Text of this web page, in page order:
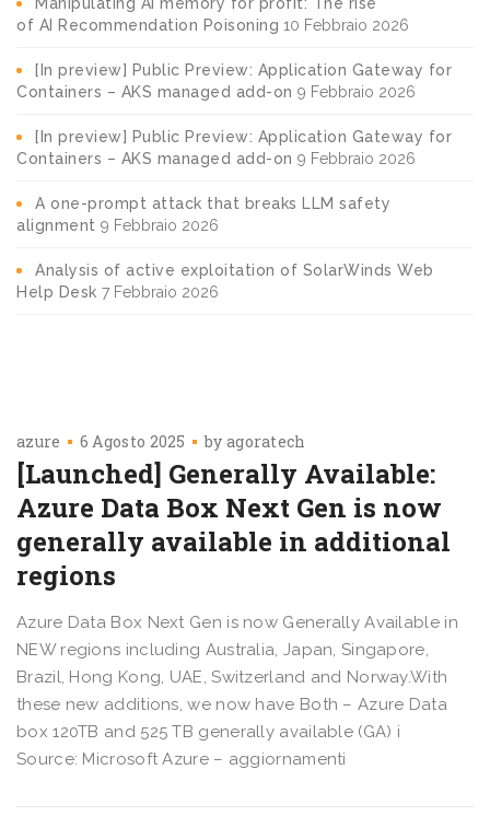
of AI Recommendation Poisoning 10 Febbraio 2026
[In preview] Public Preview: Application Gateway for
Containers – AKS managed add-on 9 Febbraio 2026
[In preview] Public Preview: Application Gateway for
Containers – AKS managed add-on 9 Febbraio 2026
A one-prompt attack that breaks LLM safety
alignment 9 Febbraio 2026
Analysis of active exploitation of SolarWinds Web
Help Desk 7 Febbraio 2026
azure 6 Agosto 2025 by agoratech
[Launched] Generally Available:
Azure Data Box Next Gen is now
generally available in additional
regions
Azure Data Box Next Gen is now Generally Available in
NEW regions including Australia, Japan, Singapore,
Brazil, Hong Kong, UAE, Switzerland and Norway.With
these new additions, we now have Both – Azure Data
box 120TB and 525 TB generally available (GA) i
Source: Microsoft Azure – aggiornamenti